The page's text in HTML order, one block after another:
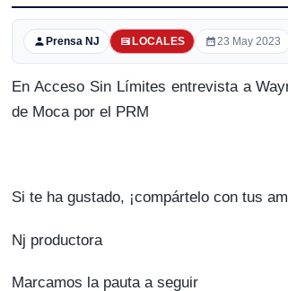
Prensa NJ LOCALES 23 May 2023
En Acceso Sin Límites entrevista a
de Moca por el PRM
Si te ha gustado, ¡compártelo con tus
Nj productora
Marcamos la pauta a seguir